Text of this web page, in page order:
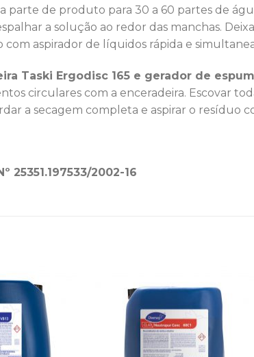
parte de produto para 30 a 60 partes de
a solução ao redor das manchas.
aspirador de líquidos rápida e
Taski Ergodisc 165 e gerador de
circulares com a enceradeira. Escovar
a secagem completa e aspirar o resíduo
25351.197533/2002-16